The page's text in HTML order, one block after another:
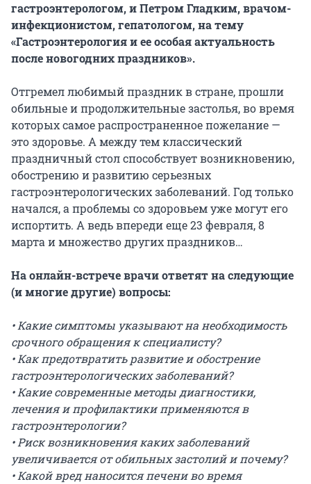
гастроэнтерологом, и Петром Гладким, врачом-
инфекционистом, гепатологом, на тему
«Гастроэнтерология и ее особая актуальность
после новогодних праздников».
Отгремел любимый праздник в стране, прошли
обильные и продолжительные застолья, во время
которых самое распространенное пожелание —
это здоровье. А между тем классический
праздничный стол способствует возникновению,
обострению и развитию серьезных
гастроэнтерологических заболеваний. Год только
начался, а проблемы со здоровьем уже могут его
испортить. А ведь впереди еще 23 февраля, 8
марта и множество других праздников…
На онлайн-встрече врачи ответят на следующие
(и многие другие) вопросы:
• Какие симптомы указывают на необходимость
срочного обращения к специалисту?
• Как предотвратить развитие и обострение
гастроэнтерологических заболеваний?
• Какие современные методы диагностики,
лечения и профилактики применяются в
гастроэнтерологии?
• Риск возникновения каких заболеваний
увеличивается от обильных застолий и почему?
• Какой вред наносится печени во время